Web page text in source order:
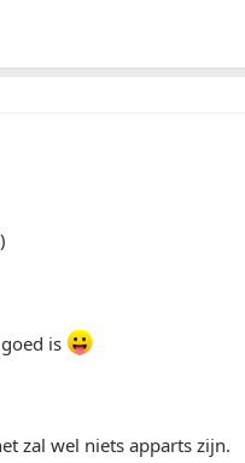
is
zal wel niets apparts zijn.